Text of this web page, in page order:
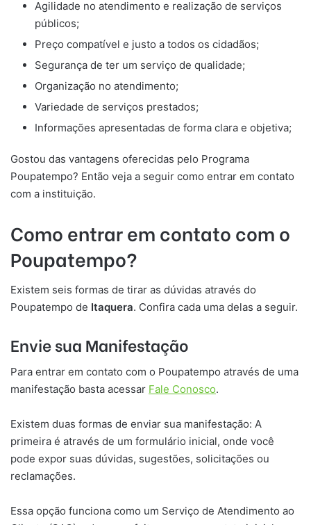
Agilidade no atendimento e realização de serviços
públicos;
Preço compatível e justo a todos os cidadãos;
Segurança de ter um serviço de qualidade;
Organização no atendimento;
Variedade de serviços prestados;
Informações apresentadas de forma clara e objetiva;
Gostou das vantagens oferecidas pelo Programa
Poupatempo? Então veja a seguir como entrar em contato
com a instituição.
Como entrar em contato com o
Poupatempo?
Existem seis formas de tirar as dúvidas através do
Poupatempo de Itaquera. Confira cada uma delas a seguir.
Envie sua Manifestação
Para entrar em contato com o Poupatempo através de uma
manifestação basta acessar Fale Conosco.
Existem duas formas de enviar sua manifestação: A
primeira é através de um formulário inicial, onde você
pode expor suas dúvidas, sugestões, solicitações ou
reclamações.
Essa opção funciona como um Serviço de Atendimento ao